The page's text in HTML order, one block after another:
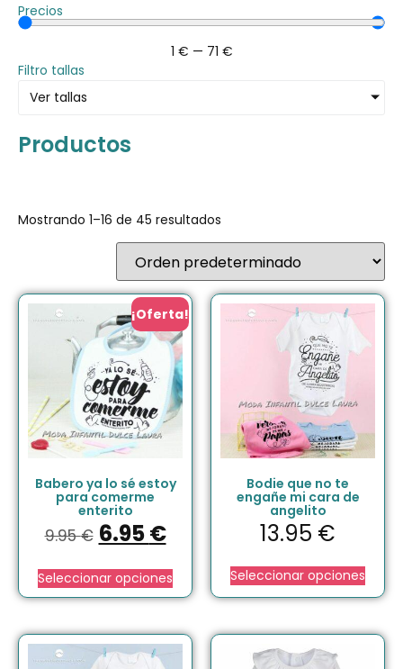
Precios
1 € — 71 €
Filtro tallas
Ver tallas
Productos
Mostrando 1–16 de 45 resultados
¡Oferta!
Babero ya lo sé estoy
para comerme
enterito
9.95€ 6.95€
Seleccionar opciones
Bodie que no te
engañe mi cara de
angelito
13.95 €
Seleccionar opciones